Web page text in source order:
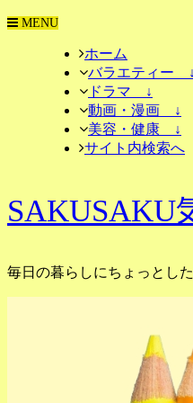
MENU
ホーム
バラエティー ↓
ドラマ ↓
動画・漫画 ↓
美容・健康 ↓
サイト内検索へ
SAKUSAKU
毎日の暮らしにちょっとし